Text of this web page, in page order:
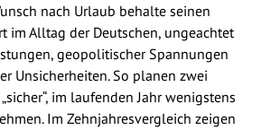
nach Urlaub behalte seinen
im Alltag der Deutschen, ungeachtet
geopolitischer Spannungen
Unsicherheiten. So planen zwei
im laufenden Jahr wenigstens
Im Zehnjahresvergleich zeigen